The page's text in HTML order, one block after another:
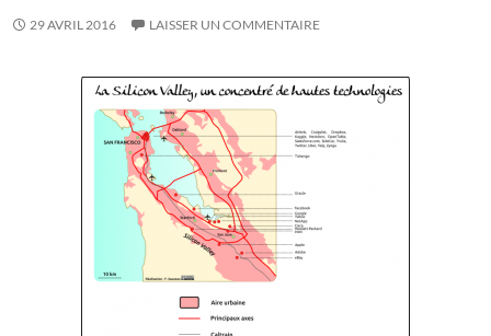
29 AVRIL 2016 LAISSER UN COMMENTAIRE